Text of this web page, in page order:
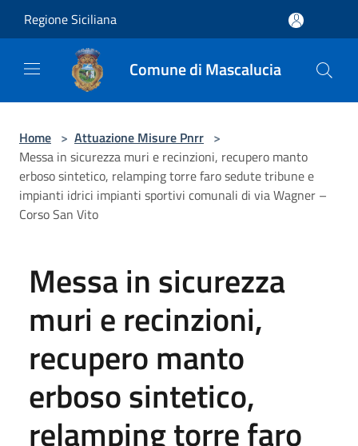
Regione Siciliana
Comune di Mascalucia
Home > Attuazione Misure Pnrr >
Messa in sicurezza muri e recinzioni, recupero manto
erboso sintetico, relamping torre faro sedute tribune e
impianti idrici impianti sportivi comunali di via Wagner –
Corso San Vito
Messa in sicurezza
muri e recinzioni,
recupero manto
erboso sintetico,
relamping torre faro